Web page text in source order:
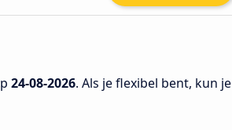
24-08-2026. Als je flexibel bent, kun je